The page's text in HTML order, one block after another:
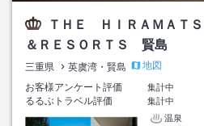
ＴＨＥ ＨＩＲＡＭＡＴ
＆ＲＥＳＯＲＴＳ 賢島
三重県 英虞湾・賢島
地図
お客様アンケート評価
集計中
るるぶトラベル評価
集計中
温泉